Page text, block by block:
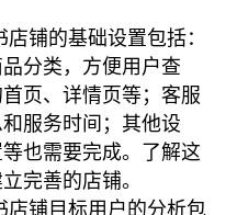
铺的基础设置包括：
分类，方便用户查
页、详情页等；客服
服务时间；其他设
也需要完成。了解这
完善的店铺。
店铺目标用户的分析包